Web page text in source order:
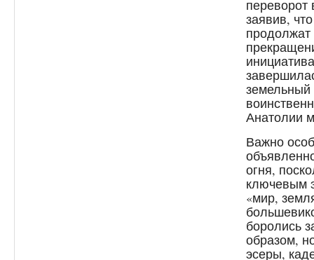
переворот
заявив,
продолжат
Анатолии
Важно
огня,
ключевым
«мир,
боролись
образом,
эсеры,